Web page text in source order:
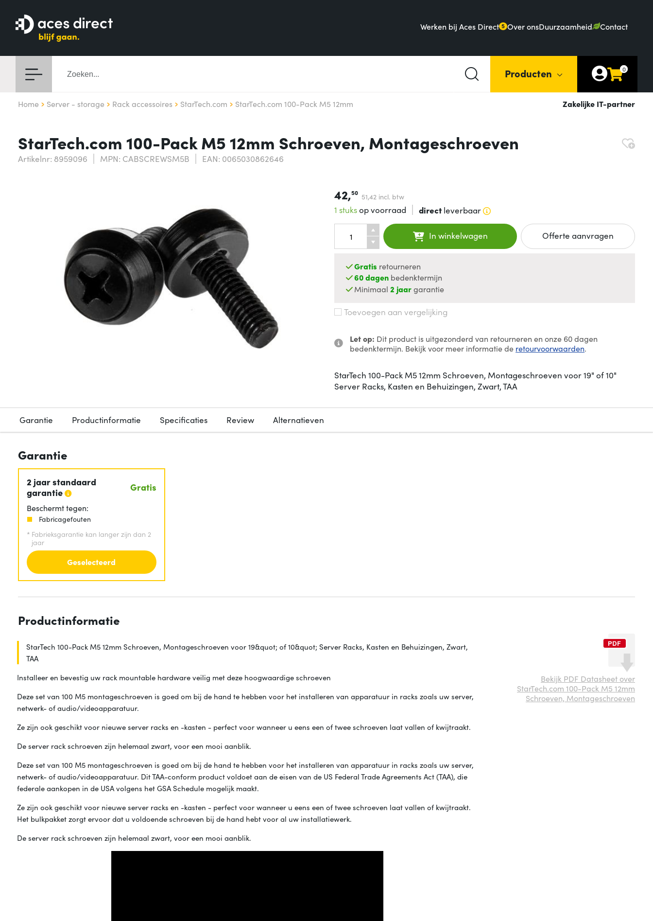
Werken bij Aces Direct 5 Over onsDuurzaamheid Contact
Producten 0
Home Server - storage Rack accessoires StarTech.com StarTech.com 100-Pack M5 12mm Zakelijke IT-partner
StarTech.com 100-Pack M5 12mm Schroeven, Montageschroeven
Artikelnr: 8959096 MPN: CABSCREWSM5B EAN: 0065030862646
42,50 51,42 incl. btw
1 stuksop voorraad directleverbaar
In winkelwagen Offerte aanvragen
Gratis retourneren
60 dagen bedenktermijn
Minimaal2 jaargarantie
Toevoegen aan vergelijking
Let op: Dit product is uitgezonderd van retourneren en onze 60 dagen
bedenktermijn. Bekijk voor meer informatie de retourvoorwaarden.
StarTech 100-Pack M5 12mm Schroeven, Montageschroeven voor 19" of 10"
Server Racks, Kasten en Behuizingen, Zwart, TAA
Garantie Productinformatie Specificaties Review Alternatieven
Garantie
2 jaar standaard
garantie
Gratis
Beschermt tegen:
Fabricagefouten
* Fabrieksgarantie kan langer zijn dan 2
jaar
Geselecteerd
Productinformatie
StarTech 100-Pack M5 12mm Schroeven, Montageschroeven voor 19&quot; of 10&quot; Server Racks, Kasten en Behuizingen, Zwart,
TAA
Installeer en bevestig uw rack mountable hardware veilig met deze hoogwaardige schroeven
Deze set van 100 M5 montageschroeven is goed om bij de hand te hebben voor het installeren van apparatuur in racks zoals uw server,
netwerk- of audio/videoapparatuur.
Ze zijn ook geschikt voor nieuwe server racks en -kasten - perfect voor wanneer u eens een of twee schroeven laat vallen of kwijtraakt.
De server rack schroeven zijn helemaal zwart, voor een mooi aanblik.
Deze set van 100 M5 montageschroeven is goed om bij de hand te hebben voor het installeren van apparatuur in racks zoals uw server,
netwerk- of audio/videoapparatuur. Dit TAA-conform product voldoet aan de eisen van de US Federal Trade Agreements Act (TAA), die
federale aankopen in de USA volgens het GSA Schedule mogelijk maakt.
Ze zijn ook geschikt voor nieuwe server racks en -kasten - perfect voor wanneer u eens een of twee schroeven laat vallen of kwijtraakt.
Het bulkpakket zorgt ervoor dat u voldoende schroeven bij de hand hebt voor al uw installatiewerk.
De server rack schroeven zijn helemaal zwart, voor een mooi aanblik.
Bekijk PDF Datasheet over
StarTech.com 100-Pack M5 12mm
Schroeven, Montageschroeven